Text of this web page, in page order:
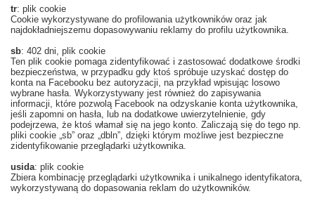
tr: plik cookie
Cookie wykorzystywane do profilowania użytkowników oraz jak
najdokładniejszemu dopasowywaniu reklamy do profilu użytkownika.
sb: 402 dni, plik cookie
Ten plik cookie pomaga zidentyfikować i zastosować dodatkowe środki
bezpieczeństwa, w przypadku gdy ktoś spróbuje uzyskać dostęp do
konta na Facebooku bez autoryzacji, na przykład wpisując losowo
wybrane hasła. Wykorzystywany jest również do zapisywania
informacji, które pozwolą Facebook na odzyskanie konta użytkownika,
jeśli zapomni on hasła, lub na dodatkowe uwierzytelnienie, gdy
podejrzewa, że ktoś włamał się na jego konto. Zaliczają się do tego np.
pliki cookie „sb” oraz „dbln”, dzięki którym możliwe jest bezpieczne
zidentyfikowanie przeglądarki użytkownika.
usida: plik cookie
Zbiera kombinację przeglądarki użytkownika i unikalnego identyfikatora,
wykorzystywaną do dopasowania reklam do użytkowników.